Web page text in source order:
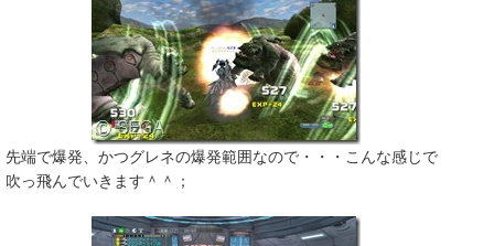
先端で爆発、かつグレネの爆発範囲なので・・・こんな感じで
吹っ飛んでいきます＾＾；